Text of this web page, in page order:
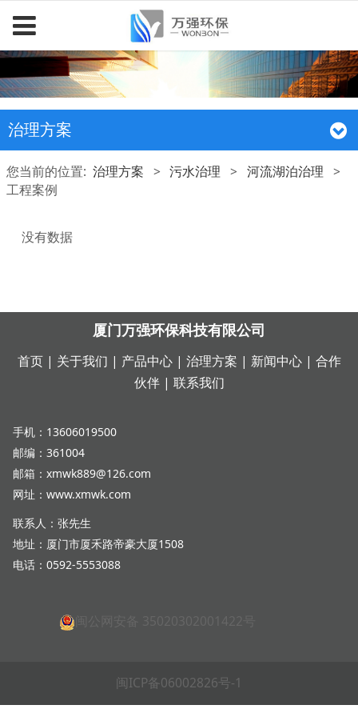
治理方案
您当前的位置: 治理方案 > 污水治理 > 河流湖泊治理 >
工程案例
没有数据
厦门万强环保科技有限公司
首页| 关于我们 | 产品中心| 治理方案 | 新闻中心| 合作
伙伴| 联系我们
手机：13606019500
邮编：361004
邮箱：xmwk889@126.com
网址：www.xmwk.com
联系人：张先生
地址：厦门市厦禾路帝豪大厦1508
电话：0592-5553088
闽ICP备06002826号-1